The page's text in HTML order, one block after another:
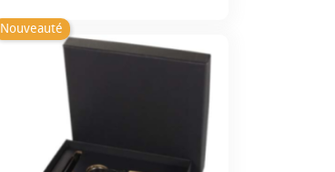
Nouveauté